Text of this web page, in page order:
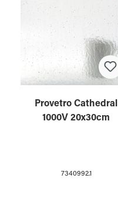
Provetro Cathedral
1000V 20x30cm
7340992.1